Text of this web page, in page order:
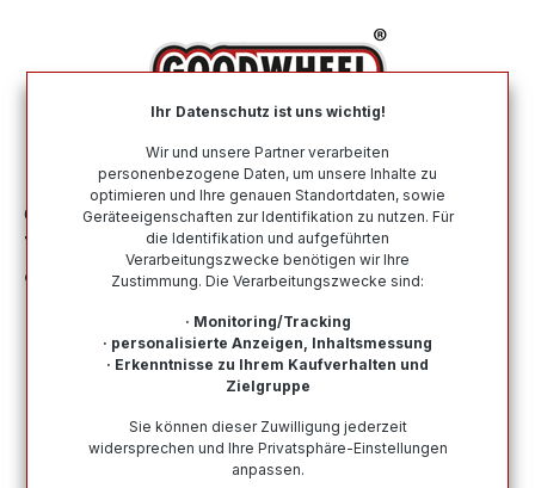
Ganzjahresreifen Nach Größe 225 55 R18
TOMKET TOMKET ALLYEAR 3 225/55R18
98V BSW
Bildergalerie überspringen
Ihr Datenschutz ist uns wichtig!
Wir und unsere Partner verarbeiten
personenbezogene Daten, um unsere Inhalte zu
optimieren und Ihre genauen Standortdaten, sowie
Geräteeigenschaften zur Identifikation zu nutzen. Für
die Identifikation und aufgeführten
Verarbeitungszwecke benötigen wir Ihre
Zustimmung. Die Verarbeitungszwecke sind:
· Monitoring/Tracking
· personalisierte Anzeigen, Inhaltsmessung
· Erkenntnisse zu Ihrem Kaufverhalten und
Zielgruppe
Sie können dieser Zuwilligung jederzeit
widersprechen und Ihre Privatsphäre-Einstellungen
anpassen.